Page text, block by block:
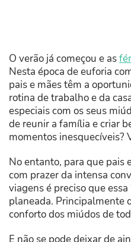
O verão já começou e as
Nesta época de euforia
pais e mães têm a
rotina de trabalho e da
especiais com os seus
de reunir a família e criar
momentos inesquecíveis?
No entanto, para que pais
com prazer da intensa
viagens é preciso que
planeada. Principalmente
conforto dos miúdos de
E não se pode deixar de